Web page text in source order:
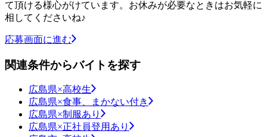
て頂ける様心がけています。お休みが必要なときはお気軽に
相してくださいね♪
応募画面に進む
関連条件からバイトを探す
広島県×高校生
広島県×食事、まかない付き
広島県×制服あり
広島県×正社員登用あり